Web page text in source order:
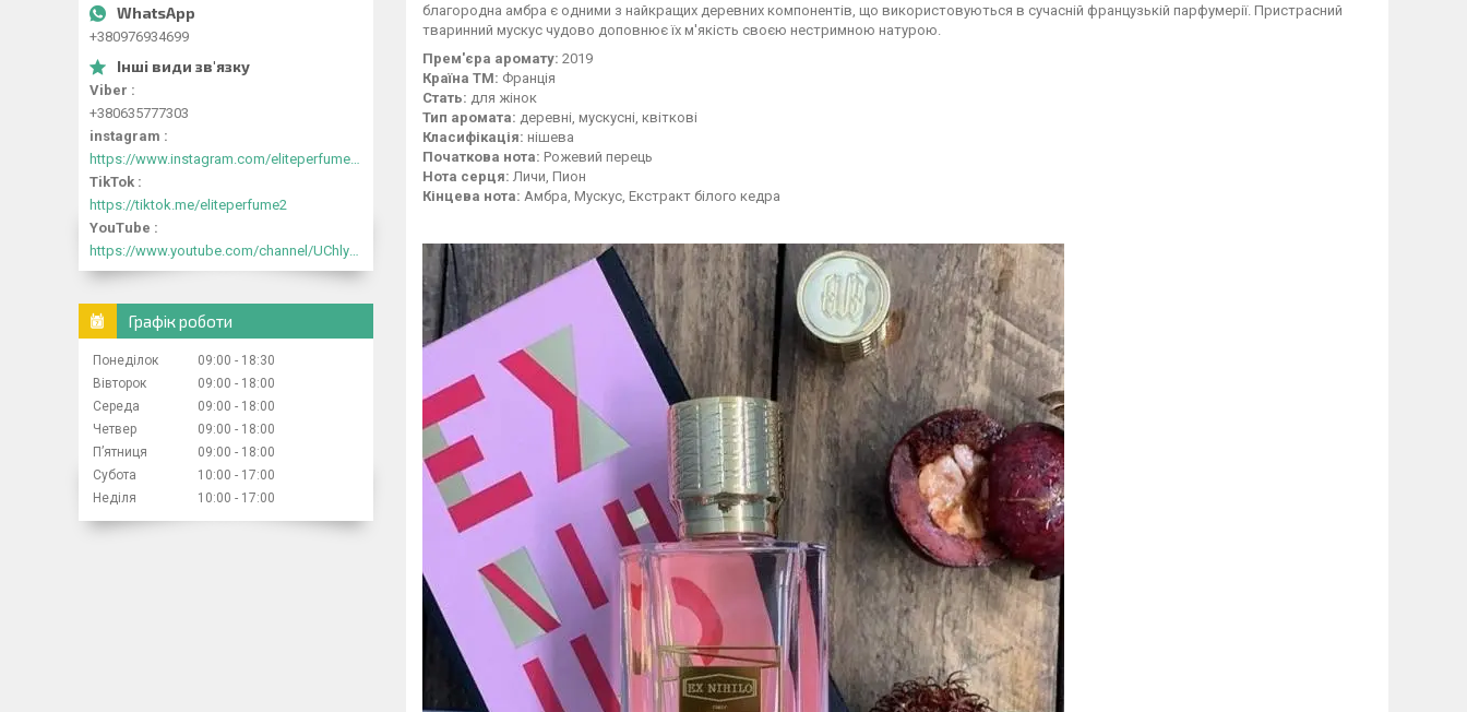
благородна амбра є одними з найкращих деревних компонентів, що використовуються в сучасній французькій парфумерії. Пристрасний
тваринний мускус чудово доповнює їх м'якість своєю нестримною натурою.
Прем'єра аромату: 2019
Країна ТМ: Франція
Стать: для жінок
Тип аромата: деревні, мускусні, квіткові
Класифікація: нішева
Початкова нота: Рожевий перець
Нота серця: Личи, Пион
Кінцева нота: Амбра, Мускус, Екстракт білого кедра
+380976934699
Viber
+380635777303
instagram
https://www.instagram.com/eliteperfume2030/
TikTok
https://tiktok.me/eliteperfume2
YouTube
https://www.youtube.com/channel/UChlyrHV155UsxbND9N3hYJA
Графік роботи
Понеділок 09:00
18:30
Вівторок
09:00
18:00
Середа
09:00
18:00
Четвер
09:00
18:00
Пʼятниця
09:00
18:00
Субота
10:00
17:00
Неділя
10:00 17:00